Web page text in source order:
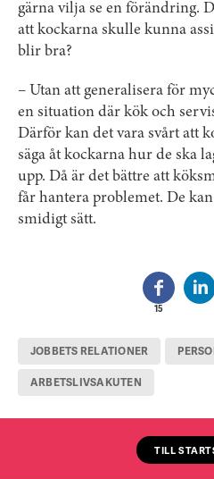
gärna vilja se en förändring.
att kockarna skulle kunna
blir bra?
– Utan att generalisera för
en situation där kök och
Därför kan det vara svårt att
säga åt kockarna hur de ska
upp. Då är det bättre att
får hantera problemet. De
smidigt sätt.
15
JOBBETS RELATIONER
ARBETSLIVSAKUTEN
TILL